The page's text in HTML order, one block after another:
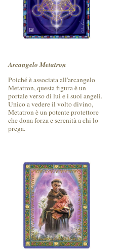
Arcangelo Metatron
Poiché è associata all'arcangelo
Metatron, questa figura è un
portale verso di lui e i suoi angeli.
Unico a vedere il volto divino,
Metatron è un potente protettore
che dona forza e serenità a chi lo
prega.